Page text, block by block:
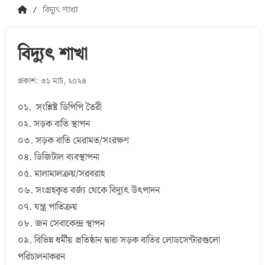
বিদ্যুৎ শাখা
বিদ্যুৎ শাখা
প্রকাশ: ৩১ মার্চ, ২০২৪
০১. সংশ্লিষ্ট ডিপিপি তৈরী
০২. সড়ক বাতি স্থাপন
০৩. সড়ক বাতি মেরামত/সংরক্ষণ
০৪. ডিজিটাল ব্যবস্থাপনা
০৫. মালামালক্রয়/সরবরাহ
০৬. সংগ্রহকৃত বর্জ্য থেকে বিদ্যুৎ উৎপাদন
০৭. যন্ত্র পাতিক্রয়
০৮. জন সেবাকেন্দ্র স্থাপন
০৯. বিভিন্ন ধর্মীয় প্রতিষ্ঠান দ্বারা সড়ক বাতির লোডসেন্টারগুলো
পরিচালনাকরন